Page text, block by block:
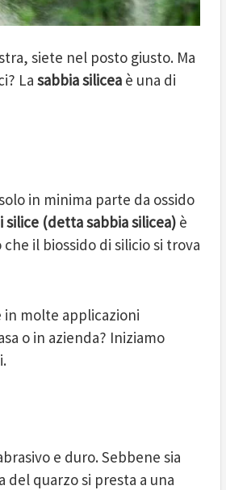
siete nel posto giusto. Ma
La sabbia silicea è una di
in minima parte da ossido
silice (detta sabbia silicea) è
il biossido di silicio si trova
in molte applicazioni
o in azienda? Iniziamo
e duro. Sebbene sia
quarzo si presta a una